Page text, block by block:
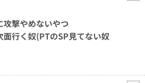
撃やめないやつ
行く奴(PTのSP見てない奴